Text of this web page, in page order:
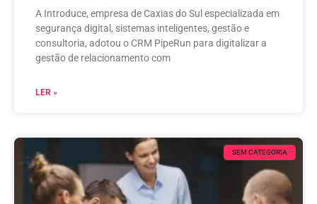
A Introduce, empresa de Caxias do Sul especializada em
segurança digital, sistemas inteligentes, gestão e
consultoria, adotou o CRM PipeRun para digitalizar a
gestão de relacionamento com
LER »
SEM CATEGORIA